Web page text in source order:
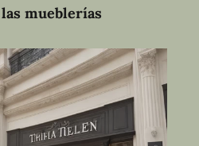
mueblerías